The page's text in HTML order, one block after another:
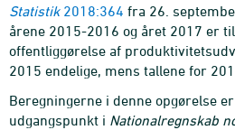
Statistik 2018:364 fra 26.
årene 2015-2016 og året 2017 er
offentliggørelse af
2015 endelige, mens tallene for
Beregningerne i denne opgørelse
udgangspunkt i Nationalregnskab